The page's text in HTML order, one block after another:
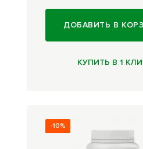
ДОБАВИТЬ В
КУПИТЬ В 1
-10%